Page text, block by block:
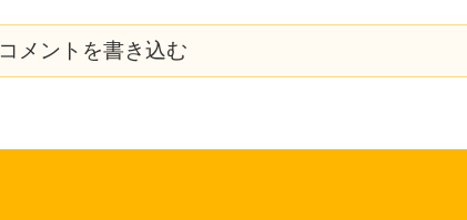
コメントを書き込む